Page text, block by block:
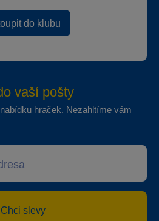
do klubu
vaší pošty
hraček. Nezahltíme vám
Chci slevy